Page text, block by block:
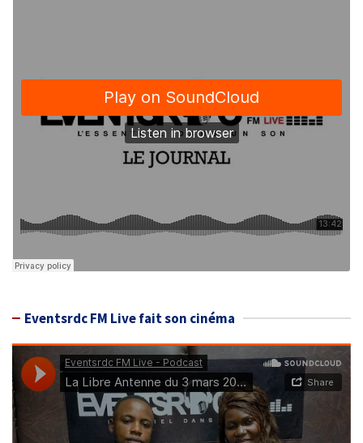
Eventsrdc FM Live fait son cinéma